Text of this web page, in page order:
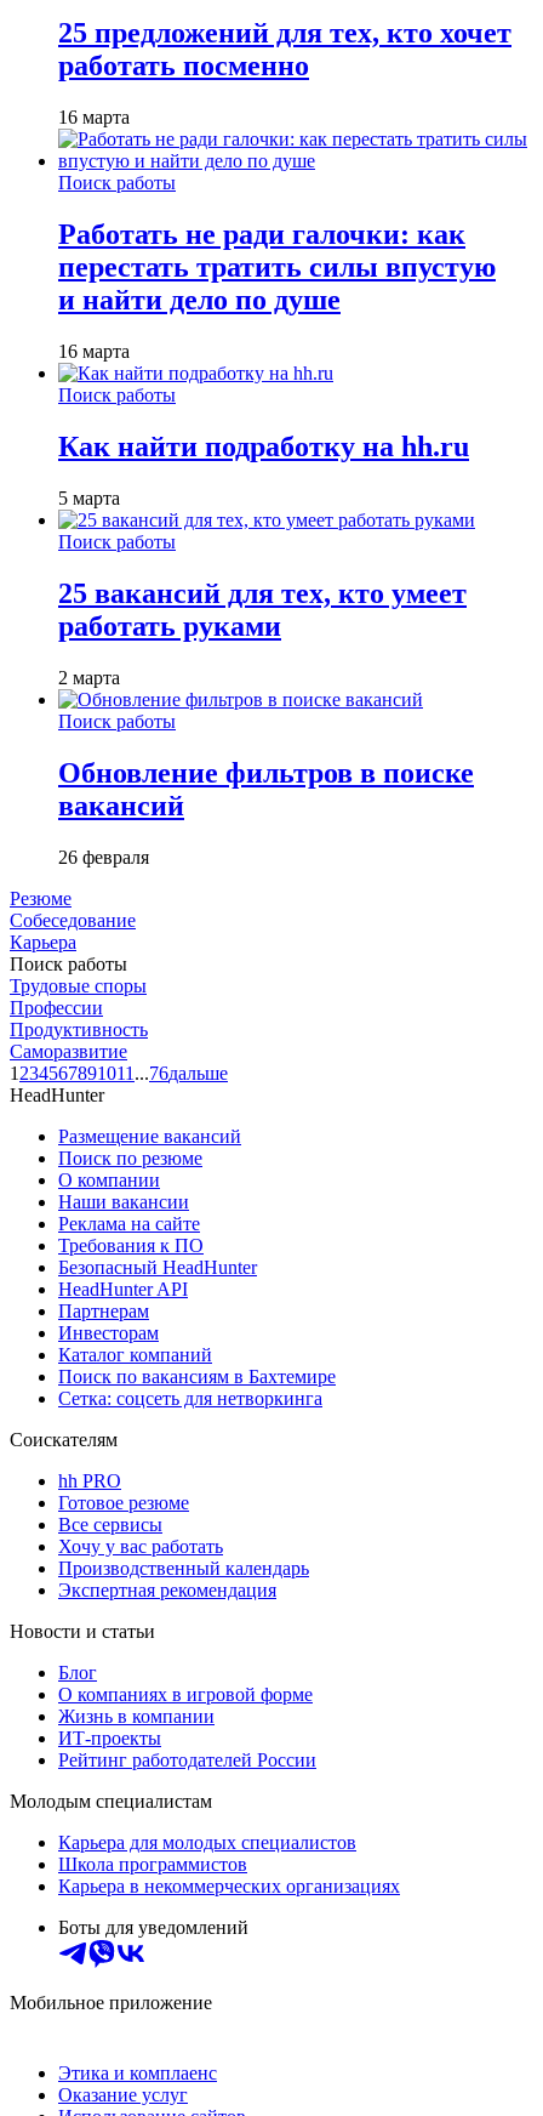
25 предложений для тех, кто хочет
работать посменно
16 марта
Поиск работы
Работать не ради галочки: как
перестать тратить силы впустую
и найти дело по душе
16 марта
Поиск работы
Как найти подработку на hh.ru
5 марта
Поиск работы
25 вакансий для тех, кто умеет
работать руками
2 марта
Поиск работы
Обновление фильтров в поиске
вакансий
26 февраля
Резюме
Собеседование
Карьера
Поиск работы
Трудовые споры
Профессии
Продуктивность
Саморазвитие
1 234567891011 ...76дальше
HeadHunter
Размещение вакансий
Поиск по резюме
О компании
Наши вакансии
Реклама на сайте
Требования к ПО
Безопасный HeadHunter
HeadHunter API
Партнерам
Инвесторам
Каталог компаний
Поиск по вакансиям в Бахтемире
Сетка: соцсеть для нетворкинга
Соискателям
hh PRO
Готовое резюме
Все сервисы
Хочу у вас работать
Производственный календарь
Экспертная рекомендация
Новости и статьи
Блог
О компаниях в игровой форме
Жизнь в компании
ИТ-проекты
Рейтинг работодателей России
Молодым специалистам
Карьера для молодых специалистов
Школа программистов
Карьера в некоммерческих организациях
Боты для уведомлений
Мобильное приложение
Этика и комплаенс
Оказание услуг